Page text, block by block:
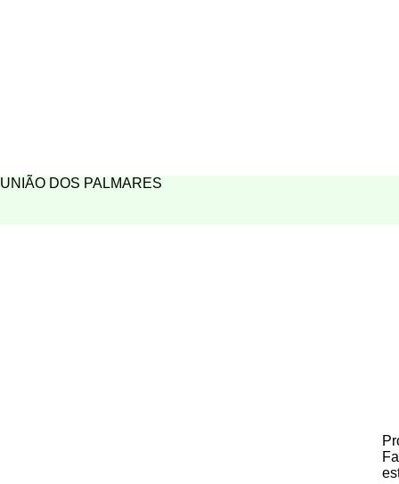
UNIÃO DOS PALMARES